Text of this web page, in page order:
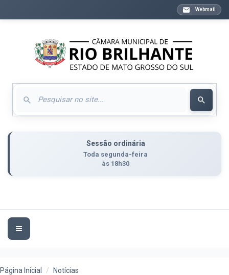
Webmail
Sessão ordinária
Toda segunda-feira
às 18h30
Toggle
navigation
Página Inicial
Notícias